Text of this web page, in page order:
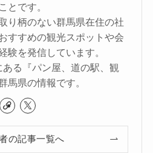
とです。
り柄のない群馬県在住の社
すすめの観光スポットや会
験を発信しています。
る『パン屋、道の駅、観
馬県の情報です。
の記事一覧へ